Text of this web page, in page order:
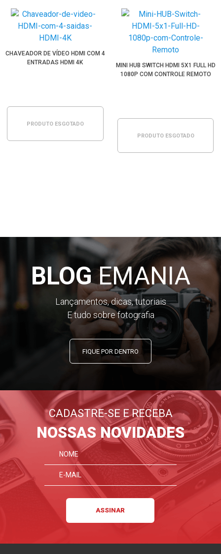
CHAVEADOR DE VÍDEO HDMI COM 4
ENTRADAS HDMI 4K
PRODUTO ESGOTADO
MINI HUB SWITCH HDMI 5X1 FULL HD
1080P COM CONTROLE REMOTO
PRODUTO ESGOTADO
BLOGEMANIA
Lançamentos, dicas, tutoriais
E tudo sobre fotografia
FIQUE POR DENTRO
CADASTRE-SE E RECEBA
NOSSAS NOVIDADES